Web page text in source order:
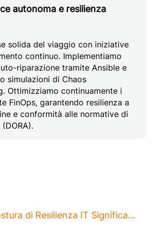
autonoma e resilienza
solida del viaggio con iniziative
continuo. Implementiamo
riparazione tramite Ansible e
simulazioni di Chaos
Ottimizziamo continuamente i
FinOps, garantendo resilienza a
e conformità alle normative di
di Resilienza IT Significa…